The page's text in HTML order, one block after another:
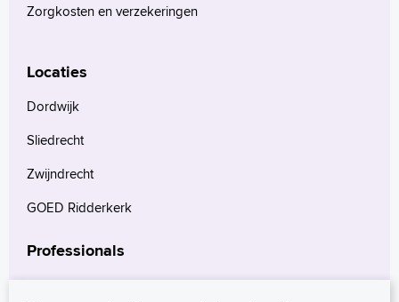
Türkçe
Zorgkosten en verzekeringen
Locaties
Dordwijk
Sliedrecht
Zwijndrecht
GOED Ridderkerk
Professionals
Verwijzers